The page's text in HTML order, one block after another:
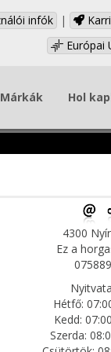
infók |
Európai
Márkák Hol
4300
Ez a
Hétfő:
Kedd:
Szerda: